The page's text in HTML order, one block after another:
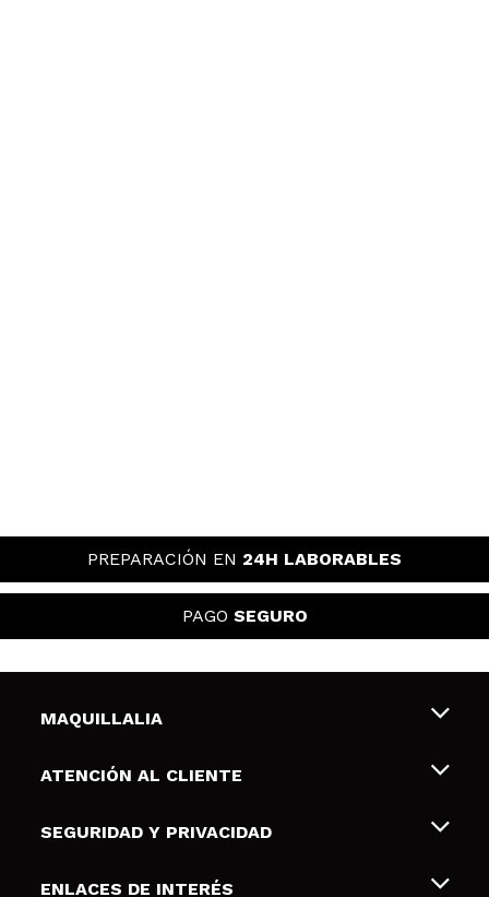
PREPARACIÓN EN 24H LABORABLES
PAGO SEGURO
MAQUILLALIA
Sobre nosotros
Tarjetas de Regalo
ATENCIÓN AL CLIENTE
Envíos y devoluciones
Formas de pago
SEGURIDAD Y PRIVACIDAD
Terminos y condiciones de uso
ENLACES DE INTERÉS